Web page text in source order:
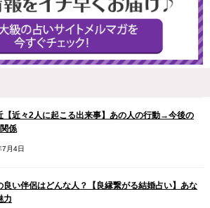
【近々2人に起こる出来事】あの人の行動→今後の
係
月4日
良い伴侶はどんな人？【良縁繋がる結婚占い】あな
力